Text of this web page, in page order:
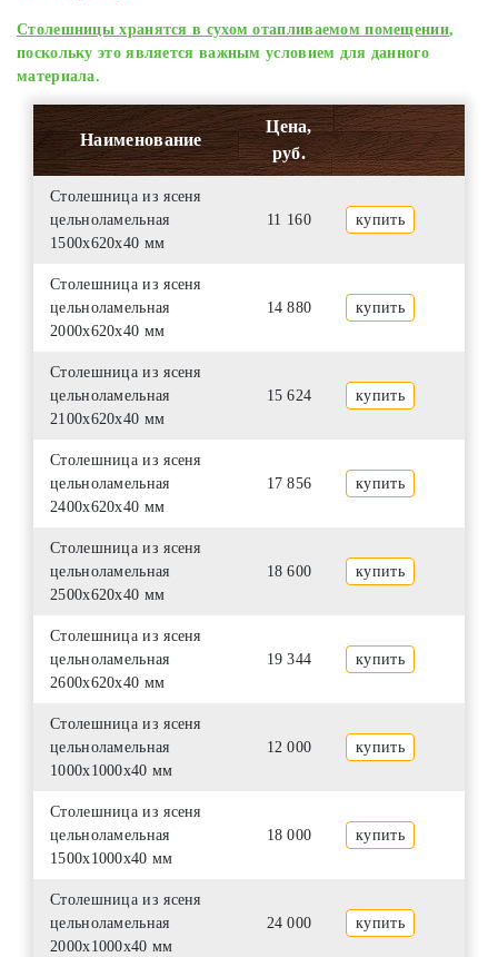
Столешницы хранятся в сухом отапливаемом помещении,
поскольку это является важным условием для данного
материала.
Наименование
Цена,
руб.
Столешница из ясеня
цельноламельная
1500х620х40 мм
11 160 купить
Столешница из ясеня
цельноламельная
2000х620х40 мм
14 880 купить
Столешница из ясеня
цельноламельная
2100х620х40 мм
15 624 купить
Столешница из ясеня
цельноламельная
2400х620х40 мм
17 856 купить
Столешница из ясеня
цельноламельная
2500х620х40 мм
18 600 купить
Столешница из ясеня
цельноламельная
2600х620х40 мм
19 344 купить
Столешница из ясеня
цельноламельная
1000х1000х40 мм
12 000 купить
Столешница из ясеня
цельноламельная
1500х1000х40 мм
18 000 купить
Столешница из ясеня
цельноламельная
2000х1000х40 мм
24 000 купить